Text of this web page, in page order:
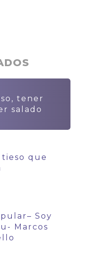
tener
salado
tieso que
Soy
Marcos